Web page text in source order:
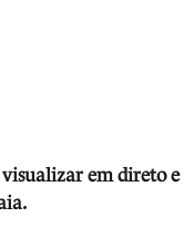
visualizar em direto